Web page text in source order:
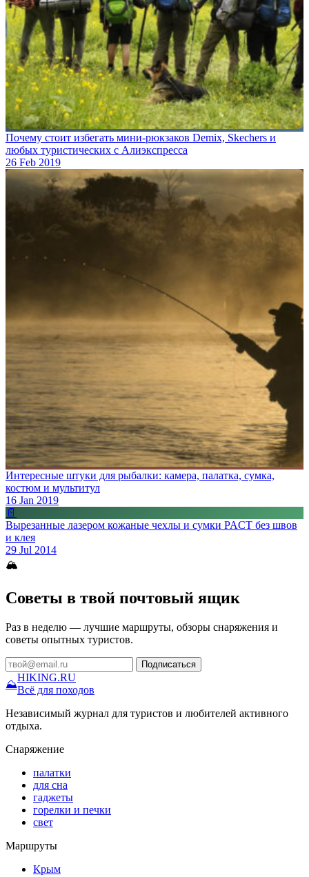
Почему стоит избегать мини-рюкзаков Demix, Skechers и
любых туристических с Алиэкспресса
26 Feb 2019
Интересные штуки для рыбалки: камера, палатка, сумка,
костюм и мультитул
16 Jan 2019
📄
Вырезанные лазером кожаные чехлы и сумки PACT без швов
и клея
29 Jul 2014
🏔
Советы в твой почтовый ящик
Раз в неделю — лучшие маршруты, обзоры снаряжения и
советы опытных туристов.
Подписаться
⛰
HIKING.RU
Всё для походов
Независимый журнал для туристов и любителей активного
отдыха.
Снаряжение
палатки
для сна
гаджеты
горелки и печки
свет
Маршруты
Крым